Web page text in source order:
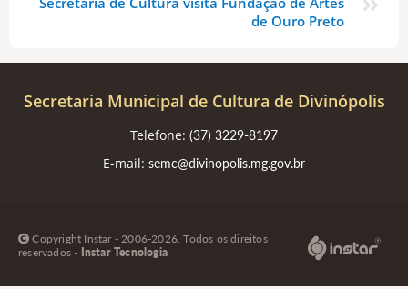
de Ouro Preto
Secretaria Municipal de Cultura de Divinópolis
Telefone: (37) 3229-8197
E-mail: semc@divinopolis.mg.gov.br
Copyright Instar - 2006-2026. Todos os direitos
reservados - Instar Tecnologia